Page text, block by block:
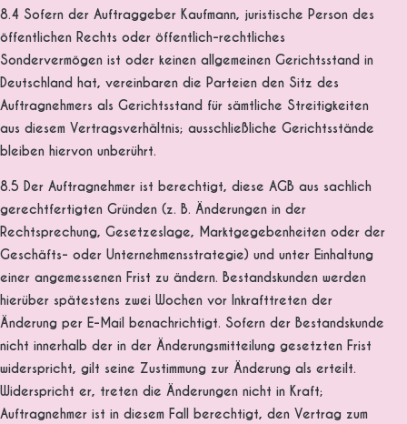
8.4 Sofern der Auftraggeber Kaufmann, juristische Person des
öffentlichen Rechts oder öffentlich-rechtliches
Sondervermögen ist oder keinen allgemeinen Gerichtsstand in
Deutschland hat, vereinbaren die Parteien den Sitz des
Auftragnehmers als Gerichtsstand für sämtliche Streitigkeiten
aus diesem Vertragsverhältnis; ausschließliche Gerichtsstände
bleiben hiervon unberührt.
8.5 Der Auftragnehmer ist berechtigt, diese AGB aus sachlich
gerechtfertigten Gründen (z. B. Änderungen in der
Rechtsprechung, Gesetzeslage, Marktgegebenheiten oder der
Geschäfts- oder Unternehmensstrategie) und unter Einhaltung
einer angemessenen Frist zu ändern. Bestandskunden werden
hierüber spätestens zwei Wochen vor Inkrafttreten der
Änderung per E-Mail benachrichtigt. Sofern der Bestandskunde
nicht innerhalb der in der Änderungsmitteilung gesetzten Frist
widerspricht, gilt seine Zustimmung zur Änderung als erteilt.
Widerspricht er, treten die Änderungen nicht in Kraft;
Auftragnehmer ist in diesem Fall berechtigt, den Vertrag zum